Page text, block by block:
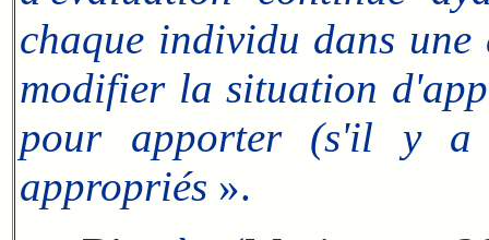
chaque individu dans une
modifier la situation
pour apporter (s'il y a
appropriés ».